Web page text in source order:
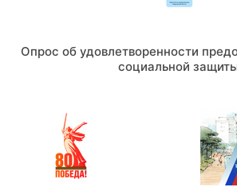
Опрос об удовлетворенности
социальной